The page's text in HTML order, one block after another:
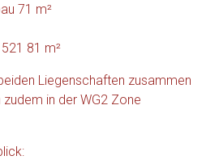
71 m²
521 81 m²
Liegenschaften zusammen
in der WG2 Zone